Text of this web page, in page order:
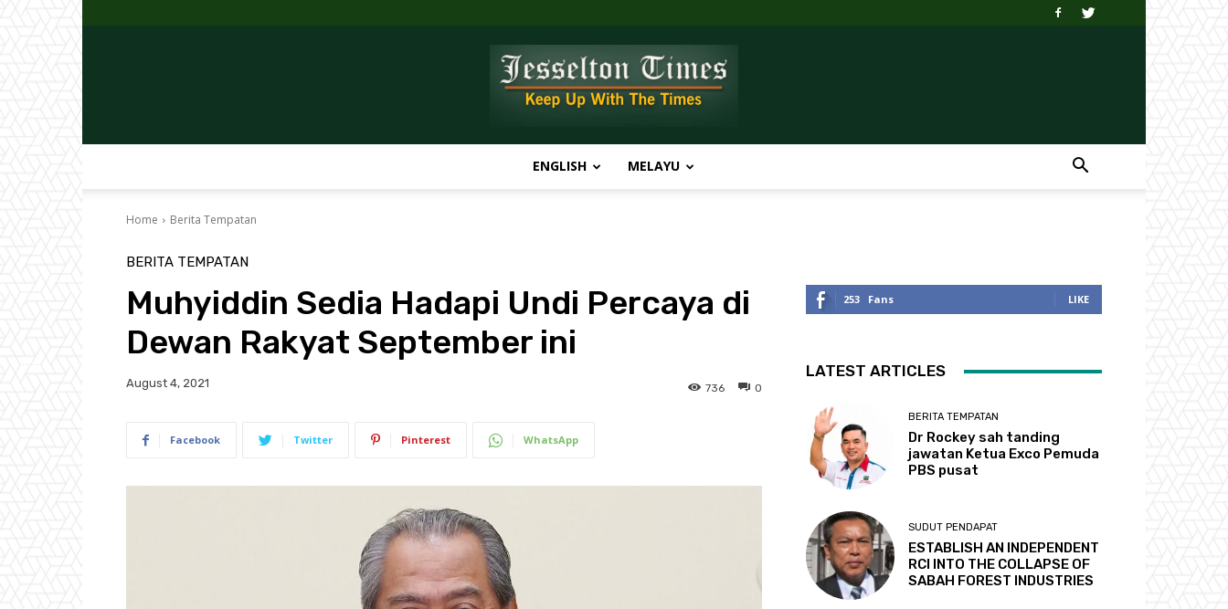
Times
ENGLISH MELAYU
Home Berita Tempatan
BERITA TEMPATAN
Muhyiddin Sedia Hadapi Undi Percaya di
Dewan Rakyat September ini
August 4, 2021 0
736
Facebook Twitter Pinterest WhatsApp
253 Fans LIKE
LATEST ARTICLES
BERITA TEMPATAN
Dr Rockey sah tanding
jawatan Ketua Exco Pemuda
PBS pusat
SUDUT PENDAPAT
ESTABLISH AN INDEPENDENT
RCI INTO THE COLLAPSE OF
SABAH FOREST INDUSTRIES